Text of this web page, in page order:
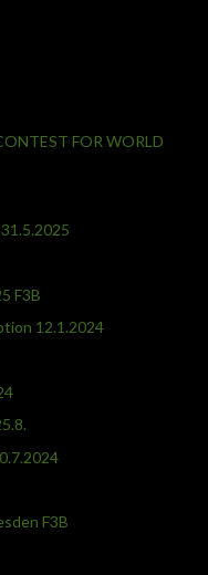
FOR WORLD
F3B
12.1.2024
F3B